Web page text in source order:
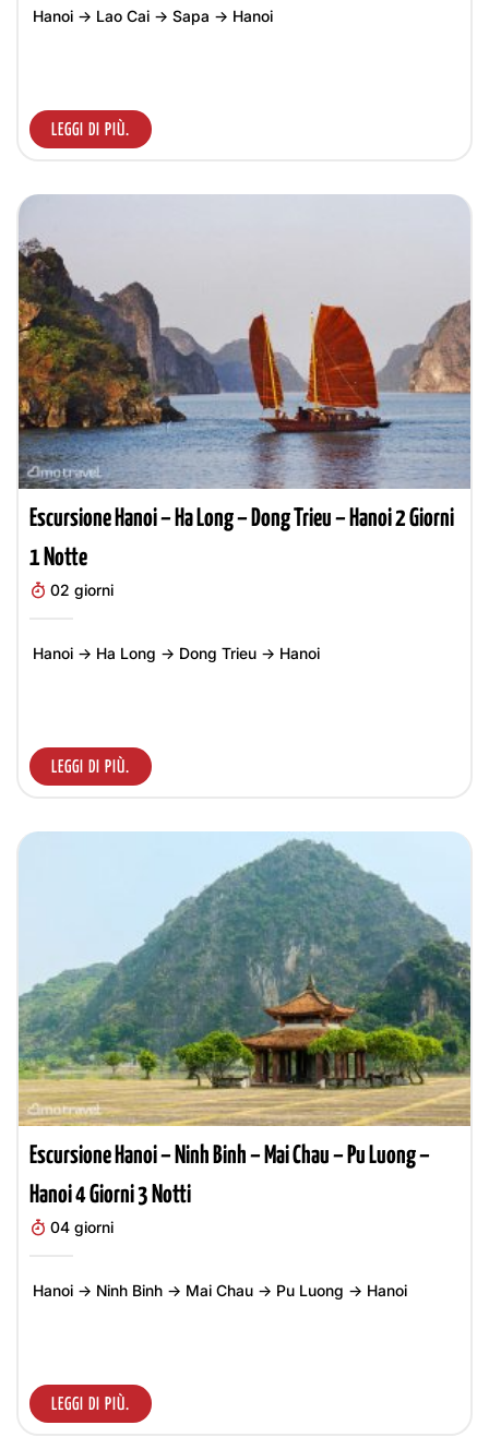
Hanoi → Lao Cai → Sapa → Hanoi
LEGGI DI PIÙ.
Escursione Hanoi – Ha Long – Dong Trieu – Hanoi 2 Giorni
1 Notte
02 giorni
Hanoi → Ha Long → Dong Trieu → Hanoi
LEGGI DI PIÙ.
Escursione Hanoi – Ninh Binh – Mai Chau – Pu Luong –
Hanoi 4 Giorni 3 Notti
04 giorni
Hanoi → Ninh Binh → Mai Chau → Pu Luong → Hanoi
LEGGI DI PIÙ.